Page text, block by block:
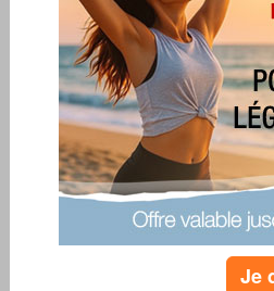
Pas de titre
publié le 30/09/2009 à 13:14
Comment allez vous???? Moi plus en forme
refaire mon quota de sommeille meme si je
que je ne dors pas très bien.
Enfin bon tout va bien pour moi. Je suis
vacances pour mars... Et en pleinne question
mercredi dans mon ancienne agence ou est
concertrer pleinnement sur la deuxième
nouveau patron ne pourra pas tout de suite
Je